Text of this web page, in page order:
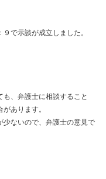
で示談が成立しました。
、弁護士に相談すること
あります。
ないので、弁護士の意見で